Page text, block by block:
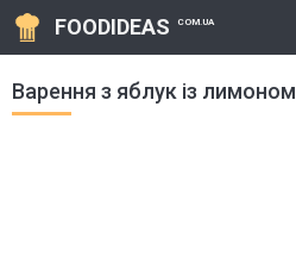
FOODIDEAS COM.UA
Варення з яблук із лимоном